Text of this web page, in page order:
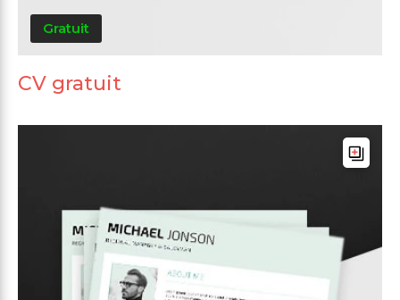
Gratuit
CV gratuit